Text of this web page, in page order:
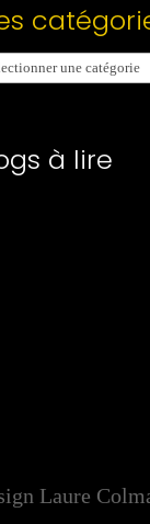
à lire
Laure